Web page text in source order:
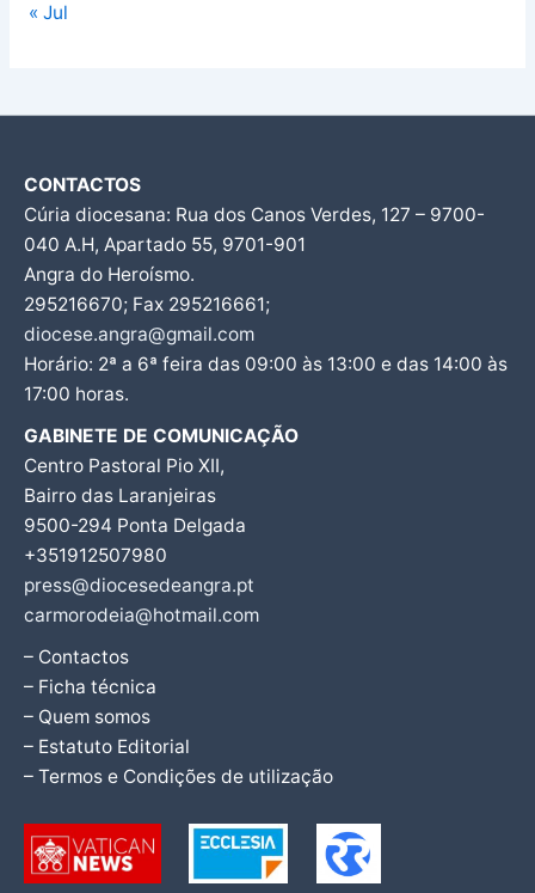
« Jul
CONTACTOS
Cúria diocesana: Rua dos Canos Verdes, 127 – 9700-
040 A.H, Apartado 55, 9701-901
Angra do Heroísmo.
295216670; Fax 295216661;
diocese.angra@gmail.com
Horário: 2ª a 6ª feira das 09:00 às 13:00 e das 14:00 às
17:00 horas.
GABINETE DE COMUNICAÇÃO
Centro Pastoral Pio XII,
Bairro das Laranjeiras
9500-294 Ponta Delgada
+351912507980
press@diocesedeangra.pt
carmorodeia@hotmail.com
– Contactos
– Ficha técnica
– Quem somos
– Estatuto Editorial
– Termos e Condições de utilização